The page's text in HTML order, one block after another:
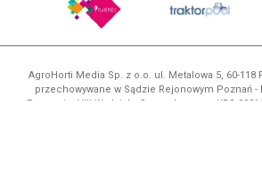
AgroHorti Media Sp. z o.o. ul. Metalowa 5, 60-118
przechowywane w Sądzie Rejonowym Poznań -
Poznaniu, VIII Wydziale Gospodarczym, KRS